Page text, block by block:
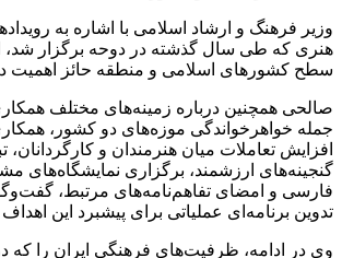
وزیر فرهنگ و ارشاد اسلامی با اشاره به
هنری که طی سال گذشته در دوحه برگزار شد،
سطح کشورهای اسلامی و منطقه حائز اهمیت
صالحی همچنین درباره زمینه‌های مختلف
جمله خواهرخواندگی موزه‌های دو کشور،
افزایش تعاملات میان هنرمندان و کارگردانان،
گنجینه‌های ارزشمند، برگزاری نمایشگاه‌های
فارسی و امضای تفاهم‌نامه‌های مرتبط،
تدوین برنامه‌ای عملیاتی برای پیشبرد این اهداف
وی در ادامه، ظرفیت‌های فرهنگی ایران را که